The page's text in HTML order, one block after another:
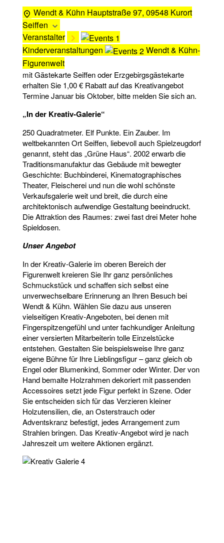
Wendt & Kühn Hauptstraße 97, 09548 Kurort
Seiffen
Veranstalter
Kinderveranstaltungen
Wendt & Kühn-
Figurenwelt
mit Gästekarte Seiffen oder Erzgebirgsgästekarte
erhalten Sie 1,00 € Rabatt auf das Kreativangebot
Termine Januar bis Oktober, bitte melden Sie sich an.
„In der Kreativ-Galerie“
250 Quadratmeter. Elf Punkte. Ein Zauber. Im
weltbekannten Ort Seiffen, liebevoll auch Spielzeugdorf
genannt, steht das „Grüne Haus“. 2002 erwarb die
Traditionsmanufaktur das Gebäude mit bewegter
Geschichte: Buchbinderei, Kinematographisches
Theater, Fleischerei und nun die wohl schönste
Verkaufsgalerie weit und breit, die durch eine
architektonisch aufwendige Gestaltung beeindruckt.
Die Attraktion des Raumes: zwei fast drei Meter hohe
Spieldosen.
Unser Angebot
In der Kreativ-Galerie im oberen Bereich der
Figurenwelt kreieren Sie Ihr ganz persönliches
Schmuckstück und schaffen sich selbst eine
unverwechselbare Erinnerung an Ihren Besuch bei
Wendt & Kühn. Wählen Sie dazu aus unseren
vielseitigen Kreativ-Angeboten, bei denen mit
Fingerspitzengefühl und unter fachkundiger Anleitung
einer versierten Mitarbeiterin tolle Einzelstücke
entstehen. Gestalten Sie beispielsweise Ihre ganz
eigene Bühne für Ihre Lieblingsfigur – ganz gleich ob
Engel oder Blumenkind, Sommer oder Winter. Der von
Hand bemalte Holzrahmen dekoriert mit passenden
Accessoires setzt jede Figur perfekt in Szene. Oder
Sie entscheiden sich für das Verzieren kleiner
Holzutensilien, die, an Osterstrauch oder
Adventskranz befestigt, jedes Arrangement zum
Strahlen bringen. Das Kreativ-Angebot wird je nach
Jahreszeit um weitere Aktionen ergänzt.